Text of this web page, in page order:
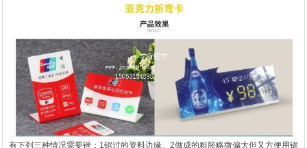
1 2 3 4 5 6
有下列三种情况需要锉：1锯过的资料边缘。2做成的粗胚略微偏大但又方便用锯